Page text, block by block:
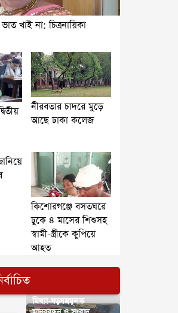
খাই না: চিত্রনায়িকা
নীরবতার চাদরে মুড়ে
আছে ঢাকা কলেজ
কিশোরগঞ্জে বসতঘরে
ঢুকে ৪ মাসের শিশুসহ
স্বামী-স্ত্রীকে কুপিয়ে
আহত
মিথ্যা-ষড়যন্ত্রমূলক